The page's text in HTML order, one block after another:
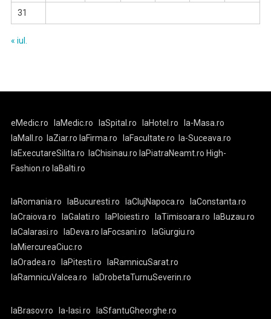
31
« iul.
eMedic.ro laMedic.ro laSpital.ro laHotel.ro
la-Masa.ro
laMall.ro
laZiar.ro laFirma.ro laFacultate.ro
la-Suceava.ro
laExecutareSilita.ro
laChisinau.ro laPiatraNeamt.ro High-
Fashion.ro laBalti.ro
laRomania.ro laBucuresti.ro laClujNapoca.ro
laConstanta.ro
laCraiova.ro
laGalati.ro laPloiesti.ro laTimisoara.ro
laBuzau.ro
laCalarasi.ro
laDeva.ro laFocsani.ro
laGiurgiu.ro
laMiercureaCiuc.ro
laOradea.ro
laPitesti.ro
laRamnicuSarat.ro
laRamnicuValcea.ro
laDrobetaTurnuSeverin.ro
laBrasov.ro la-Iasi.ro laSfantuGheorghe.ro